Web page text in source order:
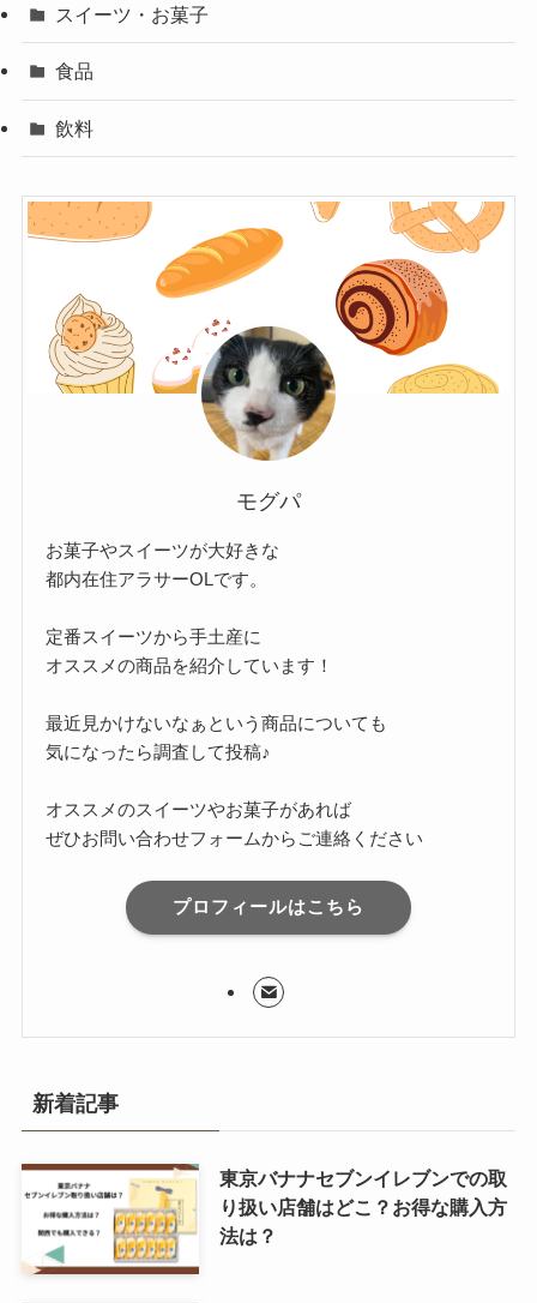
スイーツ・お菓子
食品
飲料
モグパ
お菓子やスイーツが大好きな
都内在住アラサーOLです。
定番スイーツから手土産に
オススメの商品を紹介しています！
最近見かけないなぁという商品についても
気になったら調査して投稿♪
オススメのスイーツやお菓子があれば
ぜひお問い合わせフォームからご連絡ください
プロフィールはこちら
新着記事
東京バナナセブンイレブンでの取
り扱い店舗はどこ？お得な購入方
法は？